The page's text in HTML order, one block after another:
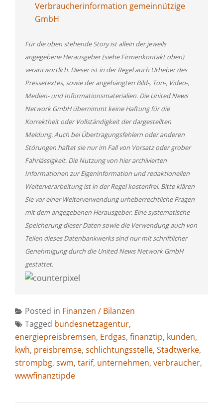
Verbraucherinformation gemeinnützige
GmbH
Für die oben stehende Story ist allein der jeweils
angegebene Herausgeber (siehe Firmenkontakt oben)
verantwortlich. Dieser ist in der Regel auch Urheber des
Pressetextes, sowie der angehängten Bild-, Ton-, Video-,
Medien- und Informationsmaterialien. Die United News
Network GmbH übernimmt keine Haftung für die
Korrektheit oder Vollständigkeit der dargestellten
Meldung. Auch bei Übertragungsfehlern oder anderen
Störungen haftet sie nur im Fall von Vorsatz oder grober
Fahrlässigkeit. Die Nutzung von hier archivierten
Informationen zur Eigeninformation und redaktionellen
Weiterverarbeitung ist in der Regel kostenfrei. Bitte klären
Sie vor einer Weiterverwendung urheberrechtliche Fragen
mit dem angegebenen Herausgeber. Eine systematische
Speicherung dieser Daten sowie die Verwendung auch von
Teilen dieses Datenbankwerks sind nur mit schriftlicher
Genehmigung durch die United News Network GmbH
gestattet.
Posted in Finanzen / Bilanzen
Tagged bundesnetzagentur,
energiepreisbremsen, Erdgas, finanztip, kunden,
kwh, preisbremse, schlichtungsstelle, Stadtwerke,
strompbg, swm, tarif, unternehmen, verbraucher,
wwwfinanztipde